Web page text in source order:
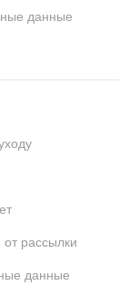
данные
от рассылки
данные